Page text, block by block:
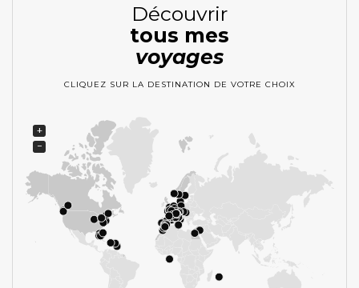
Découvrir
tous mes
voyages
CLIQUEZ SUR LA DESTINATION DE VOTRE CHOIX
+
−